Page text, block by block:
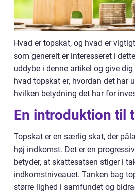
Hvad er topskat, og hvad er
som generelt er interesseret i
uddybe i denne artikel og give
hvad topskat er, hvordan det har
hvilken betydning det har for
En introduktion til
Topskat er en særlig skat, der
høj indkomst. Det er en
betyder, at skattesatsen stiger i
indkomstniveauet. Tanken bag
større lighed i samfundet og